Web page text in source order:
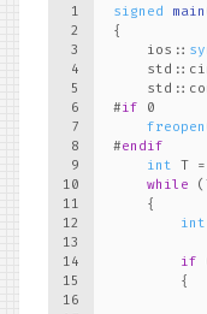
1
2
3
4
5
6
7
8
9
10
11
12
13
14
15
16
signed main
{
    ios::
#if 0
freopen
#endif
int T
while
    {
int
if
        {